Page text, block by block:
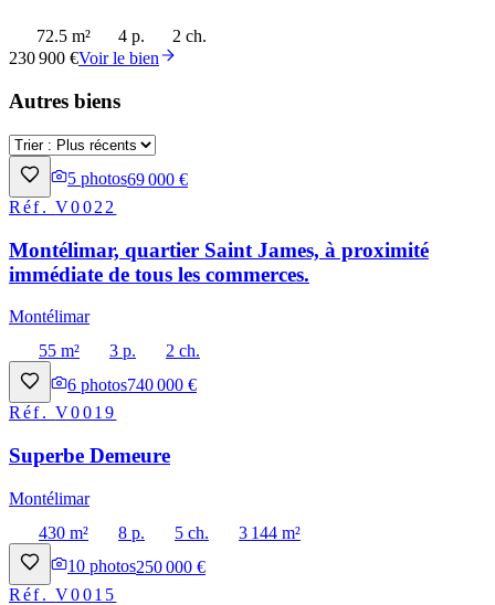
72.5 m² 4 p.
2 ch.
230 900 €Voir le bien
Autres biens
5 photos69 000 €
Réf.V0022
Montélimar, quartier Saint James, à proximité
immédiate de tous les commerces.
Montélimar
55 m²
3 p.
2 ch.
6 photos740 000 €
Réf.V0019
Superbe Demeure
Montélimar
430 m²
8 p. 5 ch.
3 144 m²
10 photos250 000 €
Réf.V0015